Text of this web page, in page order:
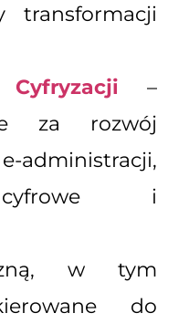
transformacji
–
za rozwój
i
w tym
do